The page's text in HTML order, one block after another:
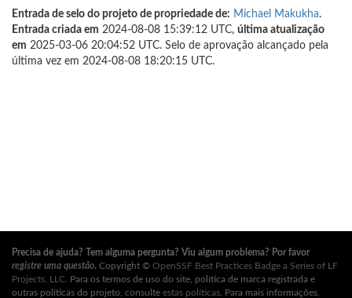
Entrada de selo do projeto de propriedade de: Michael Makukha.
Entrada criada em 2024-08-08 15:39:12 UTC, última atualização
em 2025-03-06 20:04:52 UTC. Selo de aprovação alcançado pela
última vez em 2024-08-08 18:20:15 UTC.
Precisa de ajuda? Tem alguma pergunta? Viu algum problema? Por favor
registre uma questão. Copyright © OpenSSF Best Practices Badge a Series of LF
Projects, LLC . Para os termos de uso do site, política de marca registrada e
outras políticas do projeto, consulte estas políticas . Para mais informações,